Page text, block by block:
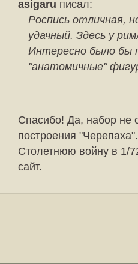
asigaru писал:
Роспись отличная,
удачный. Здесь у
Интересно было бы
"анатомичные"
Спасибо! Да, набор не
построения
Столетнюю войну в 1/
сайт.